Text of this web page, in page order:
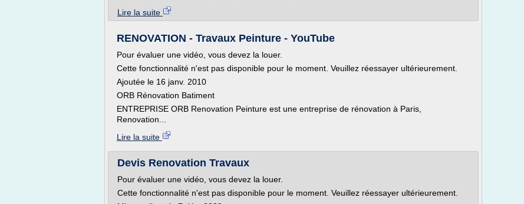
Lire la suite
RENOVATION - Travaux Peinture - YouTube
Pour évaluer une vidéo, vous devez la louer.
Cette fonctionnalité n'est pas disponible pour le moment. Veuillez réessayer ultérieurement.
Ajoutée le 16 janv. 2010
ORB Rénovation Batiment
ENTREPRISE ORB Renovation Peinture est une entreprise de rénovation à Paris,
Renovation...
Lire la suite
Devis Renovation Travaux
Pour évaluer une vidéo, vous devez la louer.
Cette fonctionnalité n'est pas disponible pour le moment. Veuillez réessayer ultérieurement.